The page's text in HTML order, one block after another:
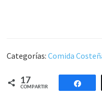
Categorías:Comida
17
COMPARTIR